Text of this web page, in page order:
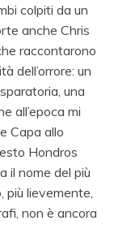
colpiti da un
anche Chris
raccontarono
dell’orrore: un
una
all’epoca mi
Capa allo
Hondros
il nome del più
lievemente,
non è ancora